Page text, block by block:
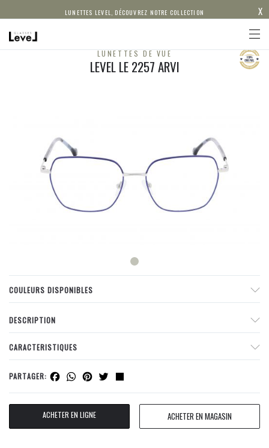
LUNETTES LEVEL, DÉCOUVREZ NOTRE COLLECTION X
LUNETTES DE VUE
LEVEL LE 2257 ARVI
COULEURS DISPONIBLES
DESCRIPTION
CARACTERISTIQUES
PARTAGER: Facebook
WhatsApp
Pinterest
Twitter
ACHETER EN LIGNE ACHETER EN MAGASIN